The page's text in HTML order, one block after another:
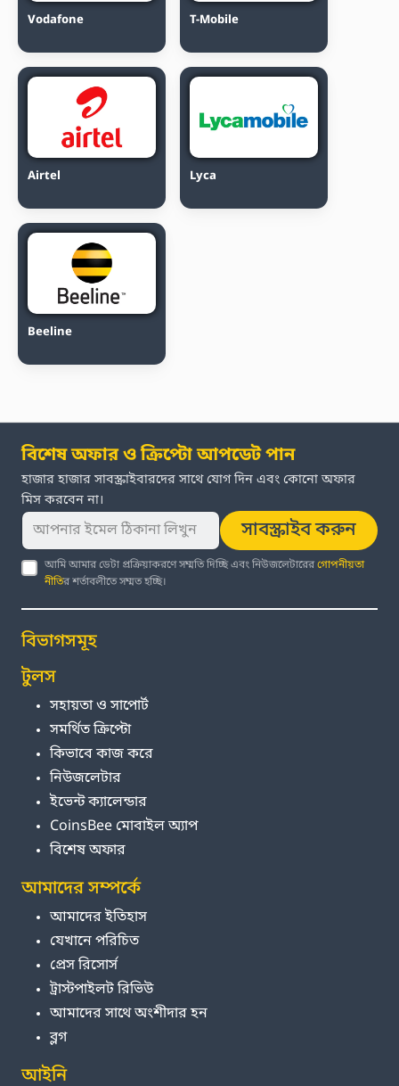
Vodafone T-Mobile
Airtel Lyca
Beeline
বিশেষ অফার ও ক্রিপ্টো আপডেট পান
হাজার হাজার সাবস্ক্রাইবারদের সাথে যোগ দিন এবং কোনো অফার
মিস করবেন না।
সাবস্ক্রাইব করুন
আমি আমার ডেটা প্রক্রিয়াকরণে সম্মতি দিচ্ছি এবং নিউজলেটারেরগোপনীয়তা
নীতির শর্তাবলীতে সম্মত হচ্ছি।
বিভাগসমূহ
টুলস
সহায়তা ও সাপোর্ট
সমর্থিত ক্রিপ্টো
কিভাবে কাজ করে
নিউজলেটার
ইভেন্ট ক্যালেন্ডার
CoinsBee মোবাইল অ্যাপ
বিশেষ অফার
আমাদের সম্পর্কে
আমাদের ইতিহাস
যেখানে পরিচিত
প্রেস রিসোর্স
ট্রাস্টপাইলট রিভিউ
আমাদের সাথে অংশীদার হন
ব্লগ
আইনি